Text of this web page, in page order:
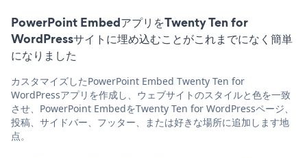
PowerPoint EmbedアプリをTwenty Ten for
WordPressサイトに埋め込むことがこれまでになく簡単
になりました
カスタマイズしたPowerPoint Embed Twenty Ten for
WordPressアプリを作成し、ウェブサイトのスタイルと色を一致
させ、PowerPoint EmbedをTwenty Ten for WordPressページ、
投稿、サイドバー、フッター、または好きな場所に追加します地
点。